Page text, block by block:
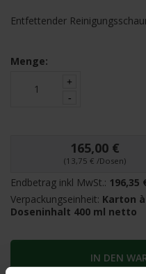
Entfettender
Menge:
165,00 €
(13,75 € /Dosen)
Endbetrag inkl MwSt.: 196,35
Verpackungseinheit: Karton
Doseninhalt 400 ml netto
IN DEN